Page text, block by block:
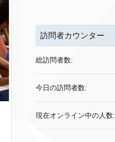
訪問者カウンター
総訪問者数:
今日の訪問者数:
現在オンライン中の人数: